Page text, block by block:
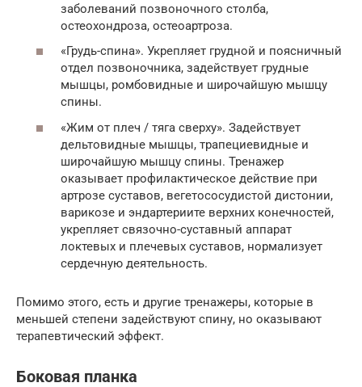
заболеваний позвоночного столба,
остеохондроза, остеоартроза.
«Грудь-спина». Укрепляет грудной и поясничный
отдел позвоночника, задействует грудные
мышцы, ромбовидные и широчайшую мышцу
спины.
«Жим от плеч / тяга сверху». Задействует
дельтовидные мышцы, трапециевидные и
широчайшую мышцу спины. Тренажер
оказывает профилактическое действие при
артрозе суставов, вегетососудистой дистонии,
варикозе и эндартериите верхних конечностей,
укрепляет связочно-суставный аппарат
локтевых и плечевых суставов, нормализует
сердечную деятельность.
Помимо этого, есть и другие тренажеры, которые в
меньшей степени задействуют спину, но оказывают
терапевтический эффект.
Боковая планка